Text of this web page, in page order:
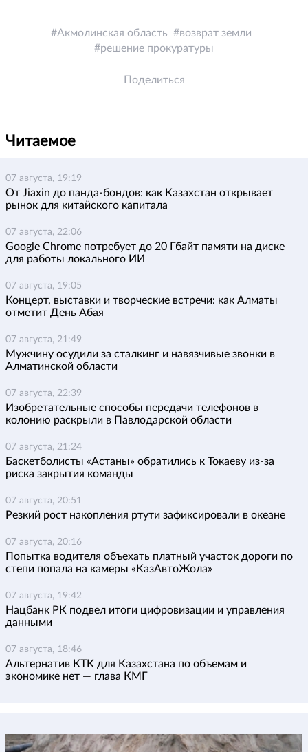
Акмолинская область
возврат земли
решение прокуратуры
Поделиться
Читаемое
07 августа, 19:19
От Jiaxin до панда-бондов: как Казахстан открывает
рынок для китайского капитала
07 августа, 22:06
Google Chrome потребует до 20 Гбайт памяти на диске
для работы локального ИИ
07 августа, 19:05
Концерт, выставки и творческие встречи: как Алматы
отметит День Абая
07 августа, 21:49
Мужчину осудили за сталкинг и навязчивые звонки в
Алматинской области
07 августа, 22:39
Изобретательные способы передачи телефонов в
колонию раскрыли в Павлодарской области
07 августа, 21:24
Баскетболисты «Астаны» обратились к Токаеву из-за
риска закрытия команды
07 августа, 20:51
Резкий рост накопления ртути зафиксировали в океане
07 августа, 20:16
Попытка водителя объехать платный участок дороги по
степи попала на камеры «КазАвтоЖола»
07 августа, 19:42
Нацбанк РК подвел итоги цифровизации и управления
данными
07 августа, 18:46
Альтернатив КТК для Казахстана по объемам и
экономике нет — глава КМГ